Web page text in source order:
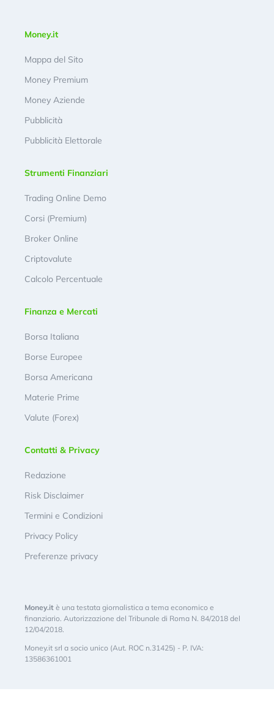
Money.it
Mappa del Sito
Money Premium
Money Aziende
Pubblicità
Pubblicità Elettorale
Strumenti Finanziari
Trading Online Demo
Corsi (Premium)
Broker Online
Criptovalute
Calcolo Percentuale
Finanza e Mercati
Borsa Italiana
Borse Europee
Borsa Americana
Materie Prime
Valute (Forex)
Contatti & Privacy
Redazione
Risk Disclaimer
Termini e Condizioni
Privacy Policy
Preferenze privacy
Money.it è una testata giornalistica a tema economico e
finanziario. Autorizzazione del Tribunale di Roma N. 84/2018 del
12/04/2018.
Money.it srl a socio unico (Aut. ROC n.31425) - P. IVA:
13586361001